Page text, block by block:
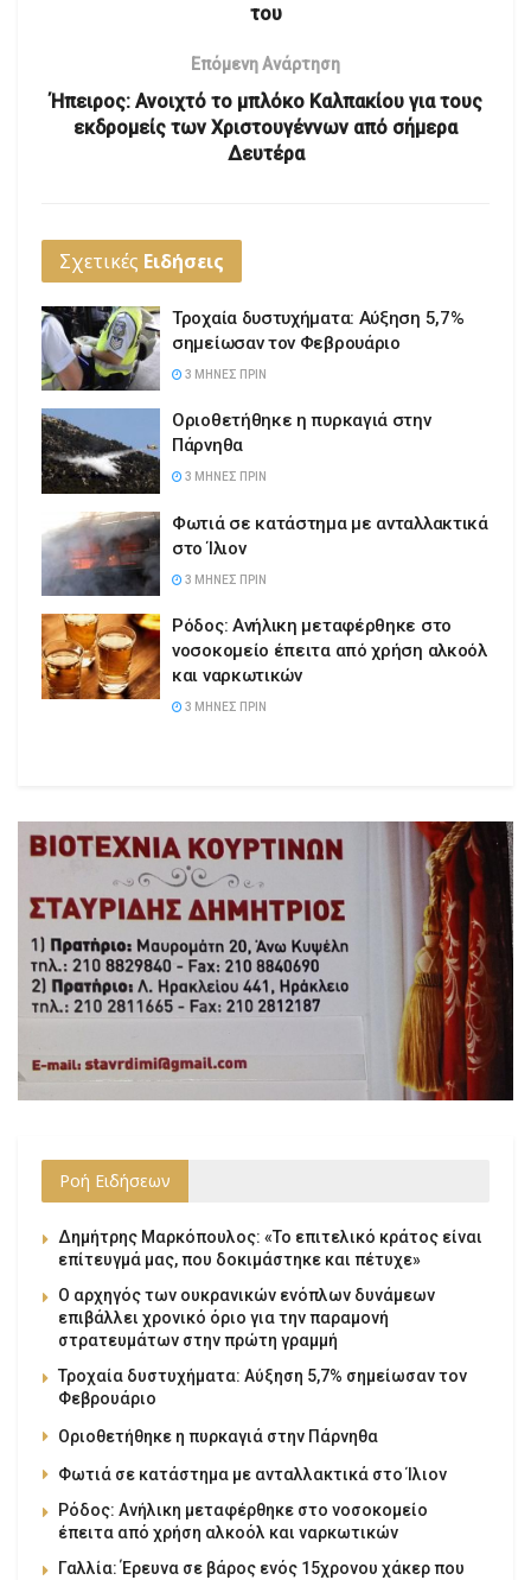
του
Επόμενη Ανάρτηση
Ήπειρος: Ανοιχτό το μπλόκο Καλπακίου για τους
εκδρομείς των Χριστουγέννων από σήμερα
Δευτέρα
Σχετικές Ειδήσεις
Τροχαία δυστυχήματα: Αύξηση 5,7%
σημείωσαν τον Φεβρουάριο
3 ΜΉΝΕΣ ΠΡΙΝ
Οριοθετήθηκε η πυρκαγιά στην
Πάρνηθα
3 ΜΉΝΕΣ ΠΡΙΝ
Φωτιά σε κατάστημα με ανταλλακτικά
στο Ίλιον
3 ΜΉΝΕΣ ΠΡΙΝ
Ρόδος: Ανήλικη μεταφέρθηκε στο
νοσοκομείο έπειτα από χρήση αλκοόλ
και ναρκωτικών
3 ΜΉΝΕΣ ΠΡΙΝ
Ροή Ειδήσεων
Δημήτρης Μαρκόπουλος: «Το επιτελικό κράτος είναι
επίτευγμά μας, που δοκιμάστηκε και πέτυχε»
Ο αρχηγός των ουκρανικών ενόπλων δυνάμεων
επιβάλλει χρονικό όριο για την παραμονή
στρατευμάτων στην πρώτη γραμμή
Τροχαία δυστυχήματα: Αύξηση 5,7% σημείωσαν τον
Φεβρουάριο
Οριοθετήθηκε η πυρκαγιά στην Πάρνηθα
Φωτιά σε κατάστημα με ανταλλακτικά στο Ίλιον
Ρόδος: Ανήλικη μεταφέρθηκε στο νοσοκομείο
έπειτα από χρήση αλκοόλ και ναρκωτικών
Γαλλία: Έρευνα σε βάρος ενός 15χρονου χάκερ που